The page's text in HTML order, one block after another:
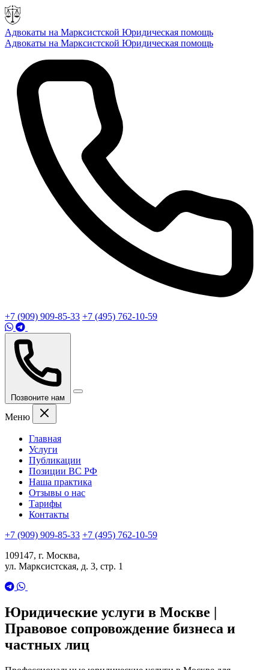
Адвокаты на Марксистской Юридическая помощь
Адвокаты на Марксистской Юридическая помощь
+7 (909) 909-85-33 +7 (495) 762-10-59
Позвоните нам
Меню
Главная
Услуги
Публикации
Позиции ВС РФ
Наша практика
Отзывы о нас
Тарифы
Контакты
+7 (909) 909-85-33 +7 (495) 762-10-59
109147, г. Москва,
ул. Марксистская, д. 3, стр. 1
Юридические услуги в Москве |
Правовое сопровождение бизнеса и
частных лиц